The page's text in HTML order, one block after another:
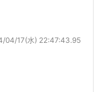
04/17(水) 22:47:43.95